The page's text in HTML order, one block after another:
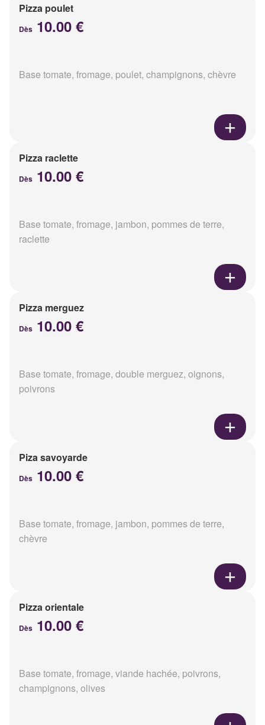
Pizza poulet
Dès 10.00 €
Base tomate, fromage, poulet, champignons, chèvre
Pizza raclette
Dès 10.00 €
Base tomate, fromage, jambon, pommes de terre,
raclette
Pizza merguez
Dès 10.00 €
Base tomate, fromage, double merguez, oignons,
poivrons
Piza savoyarde
Dès 10.00 €
Base tomate, fromage, jambon, pommes de terre,
chèvre
Pizza orientale
Dès 10.00 €
Base tomate, fromage, viande hachée, poivrons,
champignons, olives